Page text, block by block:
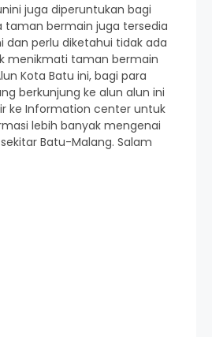
juga diperuntukan bagi
taman bermain juga tersedia
dan perlu diketahui tidak ada
menikmati taman bermain
Kota Batu ini, bagi para
berkunjung ke alun alun ini
ke Information center untuk
lebih banyak mengenai
Batu-Malang. Salam